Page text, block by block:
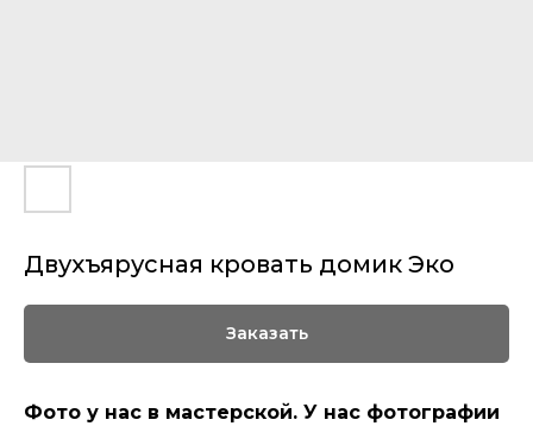
Двухъярусная кровать домик Эко
Заказать
Фото у нас в мастерской. У нас фотографии